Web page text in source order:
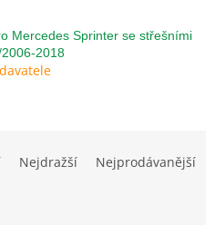
Mercedes Sprinter se střešními
2018
Nejdražší Nejprodávanější